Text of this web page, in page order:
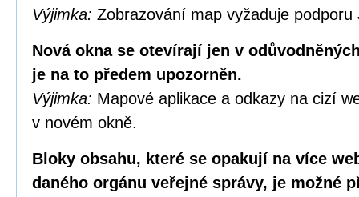
Výjimka: Zobrazování map vyžaduje podporu
Nová okna se otevírají jen v
je na to předem upozorněn.
Výjimka: Mapové aplikace a odkazy na cizí
v novém okně.
Bloky obsahu, které se opakují na více
daného orgánu veřejné správy, je možné